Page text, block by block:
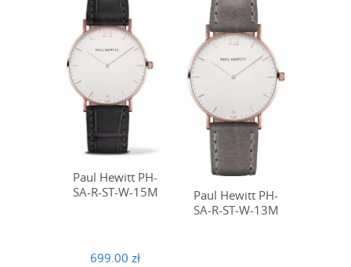
Paul Hewitt PH-
SA-R-ST-W-15M
699.00 zł
Paul Hewitt PH-
SA-R-ST-W-13M